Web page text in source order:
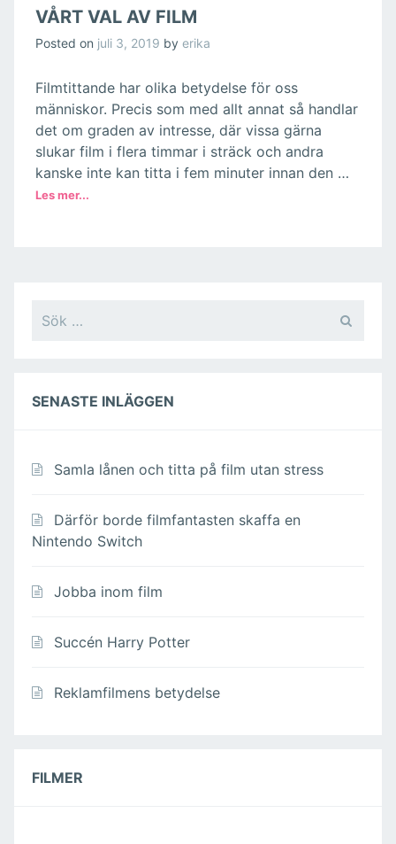
VÅRT VAL AV FILM
Posted on juli 3, 2019 by erika
Filmtittande har olika betydelse för oss
människor. Precis som med allt annat så handlar
det om graden av intresse, där vissa gärna
slukar film i flera timmar i sträck och andra
kanske inte kan titta i fem minuter innan den …
efter:
SENASTE INLÄGGEN
Samla lånen och titta på film utan stress
Därför borde filmfantasten skaffa en
Nintendo Switch
Jobba inom film
Succén Harry Potter
Reklamfilmens betydelse
FILMER